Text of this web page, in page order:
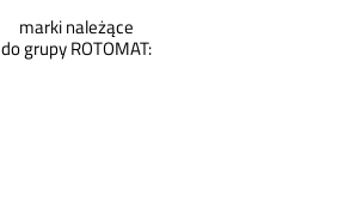
marki należące
do grupy ROTOMAT: